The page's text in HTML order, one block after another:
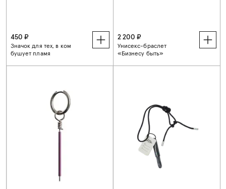
450 ₽
Значок для тех, в ком
бушует пламя
2 200 ₽
Унисекс-браслет
«Бизнесу быть»